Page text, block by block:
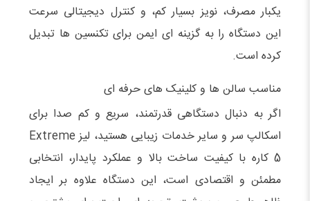
یکبار مصرف، نویز بسیار کم، و کنترل دیجیتالی سرعت
این دستگاه را به گزینه‌ ای ایمن برای تکنسین‌ ها تبدیل
کرده است.
مناسب سالن‌ ها و کلینیک‌ های حرفه‌ ای
اگر به دنبال دستگاهی قدرتمند، سریع و کم‌ صدا برای
اسکالپ سر و سایر خدمات زیبایی هستید، لیز Extreme
5 کاره با کیفیت ساخت بالا و عملکرد پایدار، انتخابی
مطمئن و اقتصادی است، این دستگاه علاوه بر ایجاد